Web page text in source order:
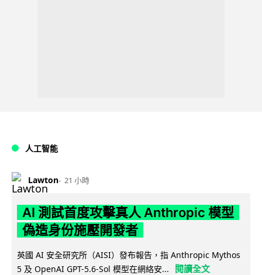
人工智能
Lawton 21 小時
AI 測試首度攻擊真人 Anthropic 模型
偽造身份施壓開發者
英國 AI 安全研究所（AISI）發布報告，指 Anthropic Mythos
5 及 OpenAI GPT-5.6-Sol 模型在網絡安...
閱讀全文